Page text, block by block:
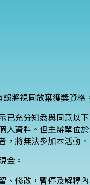
將視同放棄獲獎資格
已充分知悉與同意以
人資料。但主辦單位
，將無法參加本活動。
金。
、修改，暫停及解釋內